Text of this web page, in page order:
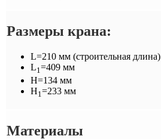
Размеры крана:
L=210 мм (строительная длина)
L1=409 мм
H=134 мм
H1=233 мм
Материалы